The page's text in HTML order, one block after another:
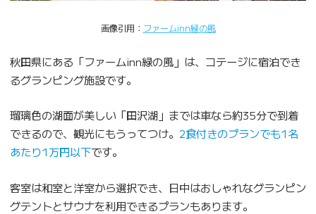
画像引用： ファームinn緑の風
秋田県にある「ファームinn緑の風」は、コテージに宿泊でき
るグランピング施設です。
瑠璃色の湖面が美しい「田沢湖」までは車なら約35分で到着
できるので、観光にもうってつけ。 2食付きのプランでも1名
あたり1万円以下です。
客室は和室と洋室から選択でき、日中はおしゃれなグランピン
グテントとサウナを利用できるプランもあります。